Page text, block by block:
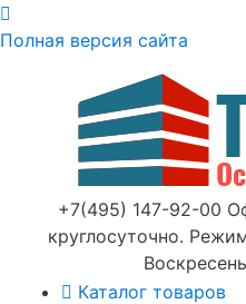
Полная версия сайта
+7(495) 147-92-00
круглосуточно.
Каталог товаров